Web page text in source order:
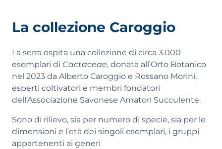
La collezione Caroggio
La serra ospita una collezione di circa 3.000
esemplari di Cactaceae, donata all’Orto Botanico
nel 2023 da Alberto Caroggio e Rossano Morini,
esperti coltivatori e membri fondatori
dell’Associazione Savonese Amatori Succulente.
Sono di rilievo, sia per numero di specie, sia per le
dimensioni e l’età dei singoli esemplari, i gruppi
appartenenti ai generi